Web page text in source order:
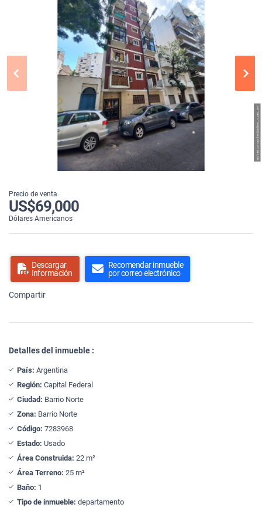
Precio de venta
US$69,000
Dólares Americanos
Descargar
información
Recomendar inmueble
por correo electrónico
Compartir
Detalles del inmueble :
País: Argentina
Región: Capital Federal
Ciudad: Barrio Norte
Zona: Barrio Norte
Código: 7283968
Estado: Usado
Área Construida: 22 m²
Área Terreno: 25 m²
Baño: 1
Tipo de inmueble: departamento